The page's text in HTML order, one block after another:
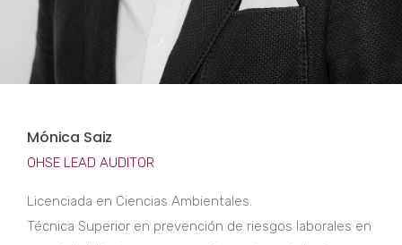
Mónica Saiz
OHSE LEAD AUDITOR
Licenciada en Ciencias Ambientales.
Técnica Superior en prevención de riesgos laborales en